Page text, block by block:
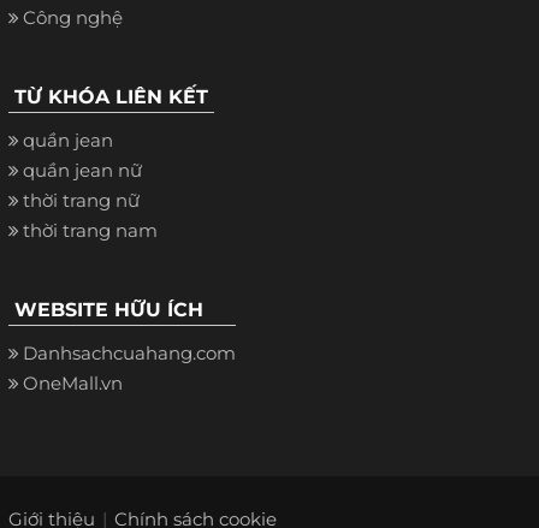
Công nghệ
TỪ KHÓA LIÊN KẾT
quần jean
quần jean nữ
thời trang nữ
thời trang nam
WEBSITE HỮU ÍCH
Danhsachcuahang.com
OneMall.vn
Giới thiệu Chính sách cookie